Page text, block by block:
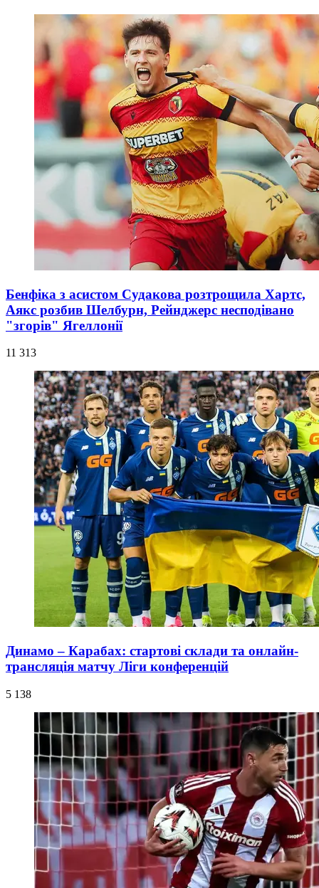
Бенфіка з асистом Судакова розтрощила Хартс,
Аякс розбив Шелбурн, Рейнджерс несподівано
"згорів" Ягеллонії
11 313
Динамо – Карабах: стартові склади та онлайн-
трансляція матчу Ліги конференцій
5 138